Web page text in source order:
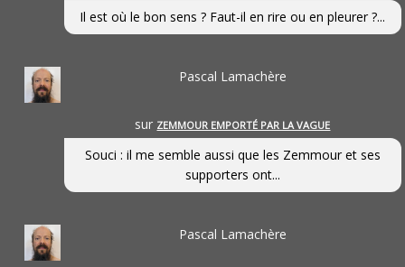
Il est où le bon sens ? Faut-il en rire ou en pleurer ?...
Pascal Lamachère
sur ZEMMOUR EMPORTÉ PAR LA VAGUE
Souci : il me semble aussi que les Zemmour et ses
supporters ont...
Pascal Lamachère